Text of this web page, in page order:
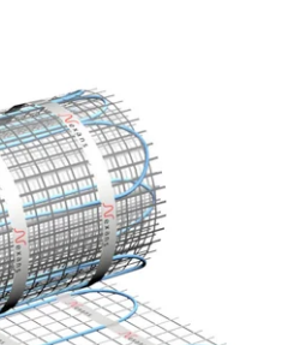
Din butikk